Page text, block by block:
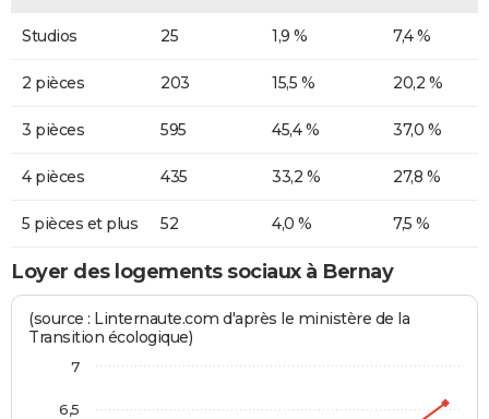
Studios 25 1,9 % 7,4 %
2 pièces 203 15,5 % 20,2 %
3 pièces 595 45,4 % 37,0 %
4 pièces 435 33,2 % 27,8 %
5 pièces et plus 52 4,0 % 7,5 %
Loyer des logements sociaux à Bernay
(source : Linternaute.com d'après le ministère de la
Transition écologique)
6,5
7